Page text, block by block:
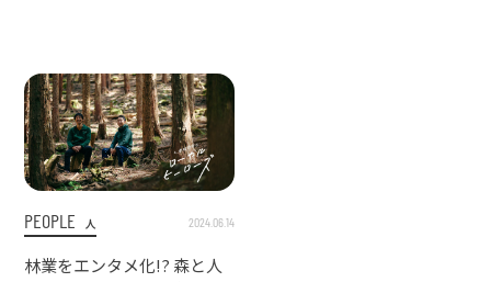
PEOPLE 人 2024.06.14
林業をエンタメ化!? 森と人